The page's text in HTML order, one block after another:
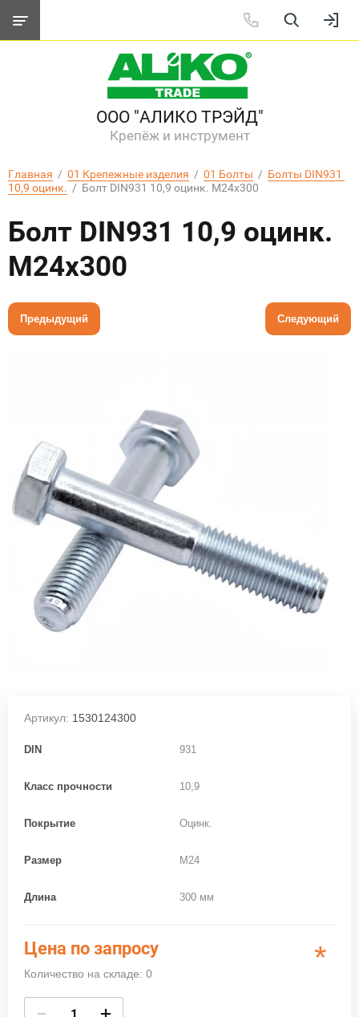
ООО "АЛИКО ТРЭЙД"
Крепёж и инструмент
Главная
  /
01 Крепежные изделия
  /
01 Болты
  /
Болты DIN931
10,9 оцинк.
  /  Болт DIN931 10,9 оцинк. М24x300
Болт DIN931 10,9 оцинк.
М24x300
Предыдущий Следующий
Артикул: 1530124300
DIN 931
Класс прочности 10,9
Покрытие Оцинк.
Размер M24
Длина 300 мм
Цена по запросу
Количество на складе: 0 *